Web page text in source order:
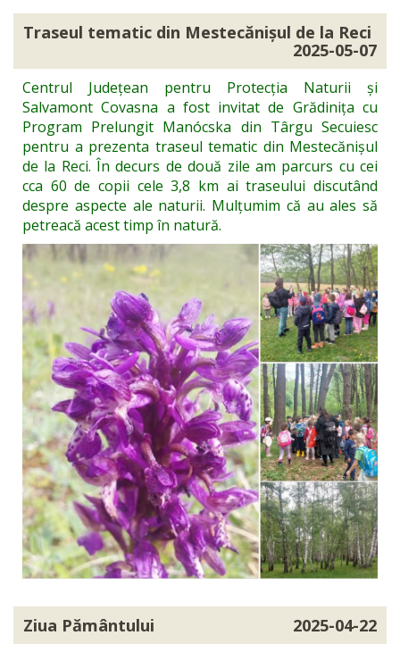
Traseul tematic din Mestecănișul de la Reci
2025-05-07
Centrul Județean pentru Protecția Naturii și
Salvamont Covasna a fost invitat de Grădinița cu
Program Prelungit Manócska din Târgu Secuiesc
pentru a prezenta traseul tematic din Mestecănișul
de la Reci. În decurs de două zile am parcurs cu cei
cca 60 de copii cele 3,8 km ai traseului discutând
despre aspecte ale naturii. Mulțumim că au ales să
petreacă acest timp în natură.
Ziua Pământului 2025-04-22